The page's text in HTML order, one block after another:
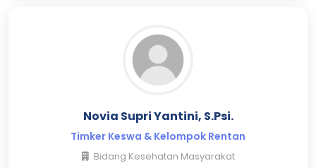
Novia Supri Yantini, S.Psi.
Timker Keswa & Kelompok Rentan
Bidang Kesehatan Masyarakat